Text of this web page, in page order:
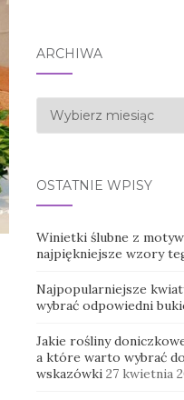
ARCHIWA
Archiwa
OSTATNIE WPISY
Winietki ślubne z
najpiękniejsze wzory
Najpopularniejsze
wybrać odpowiedni
Jakie rośliny
a które warto wybrać
wskazówki 27 kwietnia